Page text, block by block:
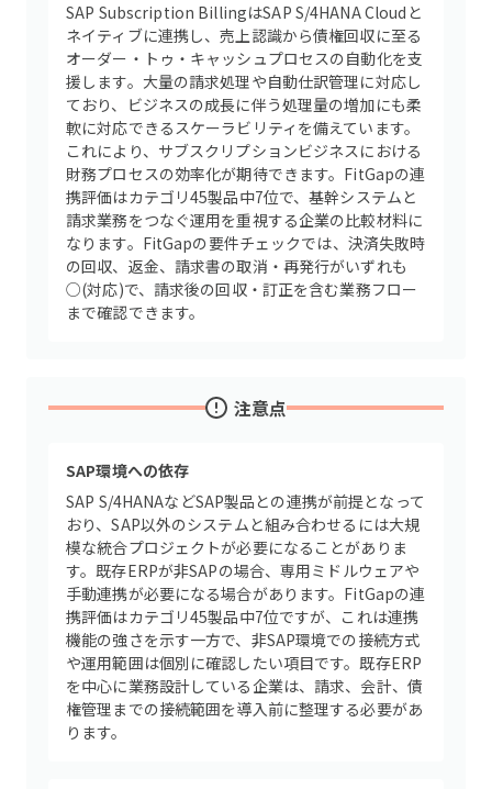
SAP Subscription BillingはSAP S/4HANA Cloudと
ネイティブに連携し、売上認識から債権回収に至る
オーダー・トゥ・キャッシュプロセスの自動化を支
援します。大量の請求処理や自動仕訳管理に対応し
ており、ビジネスの成長に伴う処理量の増加にも柔
軟に対応できるスケーラビリティを備えています。
これにより、サブスクリプションビジネスにおける
財務プロセスの効率化が期待できます。FitGapの連
携評価はカテゴリ45製品中7位で、基幹システムと
請求業務をつなぐ運用を重視する企業の比較材料に
なります。FitGapの要件チェックでは、決済失敗時
の回収、返金、請求書の取消・再発行がいずれも
○(対応)で、請求後の回収・訂正を含む業務フロー
まで確認できます。
注意点
SAP環境への依存
SAP S/4HANAなどSAP製品との連携が前提となって
おり、SAP以外のシステムと組み合わせるには大規
模な統合プロジェクトが必要になることがありま
す。既存ERPが非SAPの場合、専用ミドルウェアや
手動連携が必要になる場合があります。FitGapの連
携評価はカテゴリ45製品中7位ですが、これは連携
機能の強さを示す一方で、非SAP環境での接続方式
や運用範囲は個別に確認したい項目です。既存ERP
を中心に業務設計している企業は、請求、会計、債
権管理までの接続範囲を導入前に整理する必要があ
ります。